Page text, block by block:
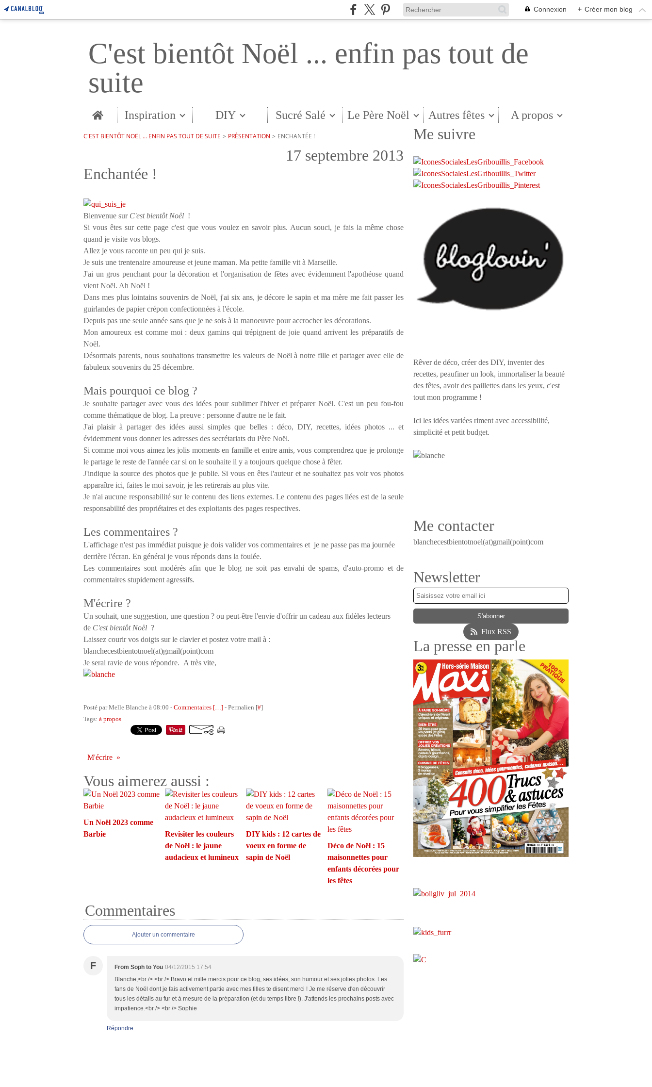
Connexion + Créer mon blog
C'est bientôt Noël ... enfin pas tout de
suite
Home Inspiration DIY Sucré Salé Le Père Noël Autres fêtes A propos
C'EST BIENTÔT NOËL ... ENFIN PAS TOUT DE SUITE > PRÉSENTATION > ENCHANTÉE !
17 septembre 2013
Enchantée !
Bienvenue sur C'est bientôt Noël !
Si vous êtes sur cette page c'est que vous voulez en savoir plus. Aucun souci, je fais la même chose
quand je visite vos blogs.
Allez je vous raconte un peu qui je suis.
Je suis une trentenaire amoureuse et jeune maman. Ma petite famille vit à Marseille.
J'ai un gros penchant pour la décoration et l'organisation de fêtes avec évidemment l'apothéose quand
vient Noël. Ah Noël !
Dans mes plus lointains souvenirs de Noël, j'ai six ans, je décore le sapin et ma mère me fait passer les
guirlandes de papier crépon confectionnées à l'école.
Depuis pas une seule année sans que je ne sois à la manoeuvre pour accrocher les décorations.
Mon amoureux est comme moi : deux gamins qui trépignent de joie quand arrivent les préparatifs de
Noël.
Désormais parents, nous souhaitons transmettre les valeurs de Noël à notre fille et partager avec elle de
fabuleux souvenirs du 25 décembre.
Mais pourquoi ce blog ?
Je souhaite partager avec vous des idées pour sublimer l'hiver et préparer Noël. C'est un peu fou-fou
comme thématique de blog. La preuve : personne d'autre ne le fait.
J'ai plaisir à partager des idées aussi simples que belles : déco, DIY, recettes, idées photos ... et
évidemment vous donner les adresses des secrétariats du Père Noël.
Si comme moi vous aimez les jolis moments en famille et entre amis, vous comprendrez que je prolonge
le partage le reste de l'année car si on le souhaite il y a toujours quelque chose à fêter.
J'indique la source des photos que je publie. Si vous en êtes l'auteur et ne souhaitez pas voir vos photos
apparaître ici, faites le moi savoir, je les retirerais au plus vite.
Je n'ai aucune responsabilité sur le contenu des liens externes. Le contenu des pages liées est de la seule
responsabilité des propriétaires et des exploitants des pages respectives.
Les commentaires ?
L'affichage n'est pas immédiat puisque je dois valider vos commentaires et je ne passe pas ma journée
derrière l'écran. En général je vous réponds dans la foulée.
Les commentaires sont modérés afin que le blog ne soit pas envahi de spams, d'auto-promo et de
commentaires stupidement agressifs.
M'écrire ?
Un souhait, une suggestion, une question ? ou peut-être l'envie d'offrir un cadeau aux fidèles lecteurs
de C'est bientôt Noël ?
Laissez courir vos doigts sur le clavier et postez votre mail à :
blanchecestbientotnoel(at)gmail(point)com
Je serai ravie de vous répondre. A très vite,
Posté par Melle Blanche à 08:00 - Commentaires […] - Permalien [#]
Tags: à propos
M'écrire
Vous aimerez aussi :
Un Noël 2023 comme
Barbie
Revisiter les couleurs
de Noël : le jaune
audacieux et lumineux
DIY kids : 12 cartes de
voeux en forme de
sapin de Noël
Déco de Noël : 15
maisonnettes pour
enfants décorées pour
les fêtes
Commentaires
Ajouter un commentaire
F From Soph to You 04/12/2015 17:54
Blanche,<br /> <br /> Bravo et mille mercis pour ce blog, ses idées, son humour et ses jolies photos. Les
fans de Noël dont je fais activement partie avec mes filles te disent merci ! Je me réserve d'en découvrir
tous les détails au fur et à mesure de la préparation (et du temps libre !). J'attends les prochains posts avec
impatience.<br /> <br /> Sophie
Répondre
Me suivre
Rêver de déco, créer des DIY, inventer des
recettes, peaufiner un look, immortaliser la beauté
des fêtes, avoir des paillettes dans les yeux, c'est
tout mon programme !
Ici les idées variées riment avec accessibilité,
simplicité et petit budget.
Me contacter
blanchecestbientotnoel(at)gmail(point)com
Newsletter
Flux RSS
La presse en parle